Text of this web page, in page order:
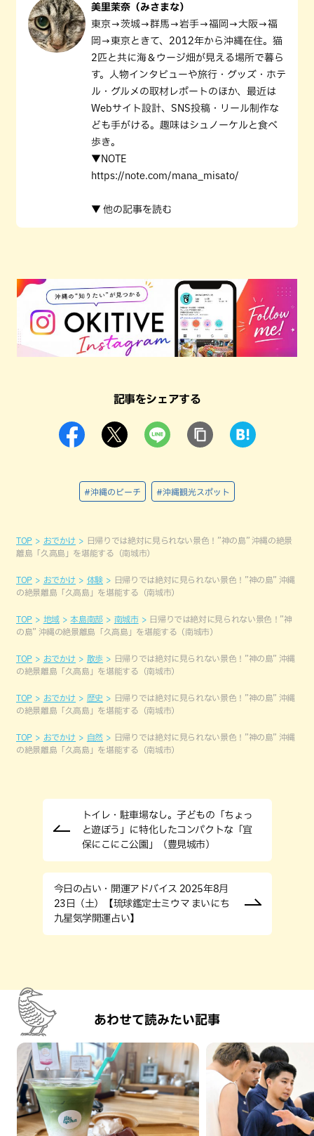
美里茉奈（みさまな）
東京→茨城→群馬→岩手→福岡→大阪→福
岡→東京ときて、2012年から沖縄在住。猫
2匹と共に海＆ウージ畑が見える場所で暮ら
す。人物インタビューや旅行・グッズ・ホテ
ル・グルメの取材レポートのほか、最近は
Webサイト設計、SNS投稿・リール制作な
ども手がける。趣味はシュノーケルと食べ
歩き。
▼NOTE
https://note.com/mana_misato/
▼ 他の記事を読む
記事をシェアする
#沖縄のビーチ #沖縄観光スポット
TOP おでかけ
日帰りでは絶対に見られない景色！”神の島” 沖縄の絶景
離島「久高島」を堪能する（南城市）
TOP おでかけ 体験
日帰りでは絶対に見られない景色！”神の島” 沖縄
の絶景離島「久高島」を堪能する（南城市）
TOP 地域 本島南部 南城市
日帰りでは絶対に見られない景色！”神
の島” 沖縄の絶景離島「久高島」を堪能する（南城市）
TOP おでかけ 散歩
日帰りでは絶対に見られない景色！”神の島” 沖縄
の絶景離島「久高島」を堪能する（南城市）
TOP おでかけ 歴史
日帰りでは絶対に見られない景色！”神の島” 沖縄
の絶景離島「久高島」を堪能する（南城市）
TOP おでかけ 自然
日帰りでは絶対に見られない景色！”神の島” 沖縄
の絶景離島「久高島」を堪能する（南城市）
トイレ・駐車場なし。子どもの「ちょっ
と遊ぼう」に特化したコンパクトな「宜
保にこにこ公園」（豊見城市）
今日の占い・開運アドバイス 2025年8月
23日（土）【琉球鑑定士ミウマ まいにち
九星気学開運占い】
あわせて読みたい記事